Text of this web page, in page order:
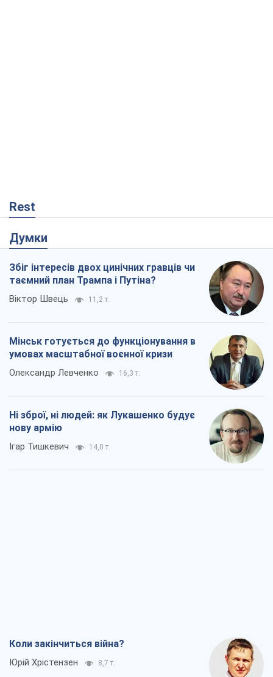
Rest
Думки
Збіг інтересів двох цинічних гравців чи
таємний план Трампа і Путіна?
Віктор Швець 11,2 т.
Мінськ готується до функціонування в
умовах масштабної воєнної кризи
Олександр Левченко 16,3 т.
Ні зброї, ні людей: як Лукашенко будує
нову армію
Ігар Тишкевич 14,0 т.
Коли закінчиться війна?
Юрій Хрістензен 8,7 т.